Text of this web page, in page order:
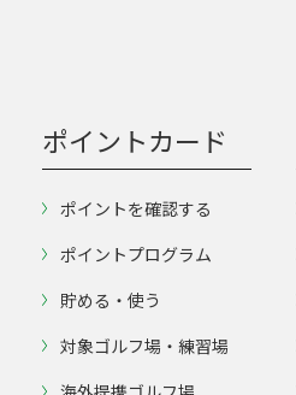
ポイントカード
ポイントを確認する
ポイントプログラム
貯める・使う
対象ゴルフ場・練習場